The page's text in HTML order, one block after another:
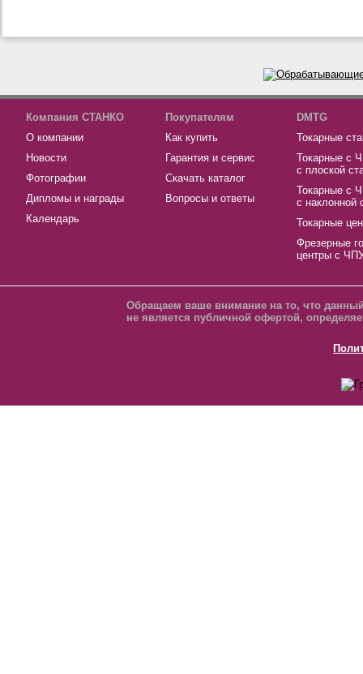
Компания СТАНКО
О компании
Новости
Фотографии
Дипломы и награды
Календарь
Покупателям
Как купить
Гарантия и сервис
Скачать каталог
Вопросы и ответы
DMTG
Токарные
Токарные с
с плоской
Токарные с
с наклонной
Токарные
Фрезерные
центры с
Обращаем ваше внимание на то, что
не является публичной офертой,